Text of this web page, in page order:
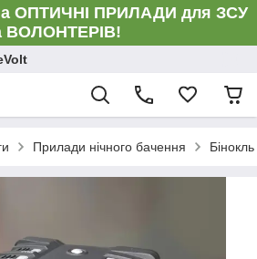
ОПТИЧНІ ПРИЛАДИ для ЗСУ
ВОЛОНТЕРІВ!
Прилади нічного бачення